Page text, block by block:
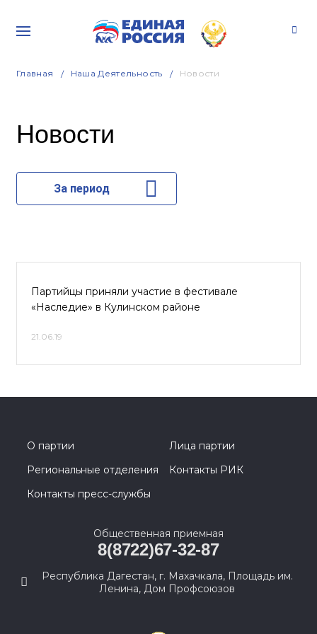
Главная Наша Деятельность Новости
Новости
За период
Партийцы приняли участие в фестивале
«Наследие» в Кулинском районе
21.06.19
О партии
Лица партии
Региональные отделения
Контакты РИК
Контакты пресс-службы
Общественная приемная
8(8722)67-32-87
Республика Дагестан, г. Махачкала, Площадь им.
Ленина, Дом Профсоюзов